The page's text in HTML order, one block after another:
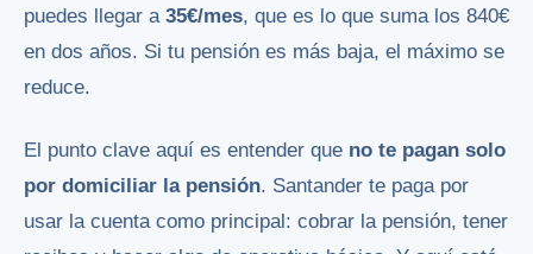
puedes llegar a 35€/mes, que es lo que suma los 840€
en dos años. Si tu pensión es más baja, el máximo se
reduce.
El punto clave aquí es entender que no te pagan solo
por domiciliar la pensión. Santander te paga por
usar la cuenta como principal: cobrar la pensión, tener